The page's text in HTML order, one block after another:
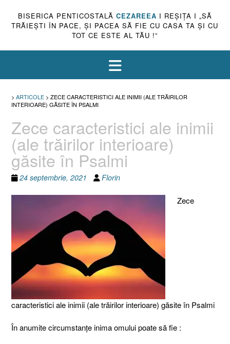
BISERICA PENTICOSTALĂ CEZAREEA I REŞIŢA I „SĂ
TRĂIEŞTI ÎN PACE, ŞI PACEA SĂ FIE CU CASA TA ŞI CU
TOT CE ESTE AL TĂU !”
> ARTICOLE > ZECE CARACTERISTICI ALE INIMII (ALE TRĂIRILOR
INTERIOARE) GĂSITE ÎN PSALMI
Zece caracteristici ale inimii
(ale trăirilor interioare)
găsite în Psalmi
24 septembrie, 2021 Florin
Zece
caracteristici ale inimii (ale trăirilor interioare) găsite în Psalmi
În anumite circumstanţe inima omului poate să fie :